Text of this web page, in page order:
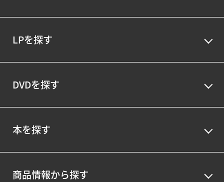
LPを探す
DVDを探す
本を探す
商品情報から探す